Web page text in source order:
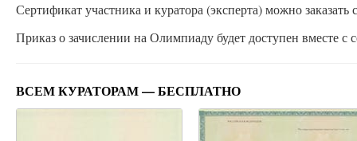
Сертификат участника и куратора (эксперта) можно заказать
Приказ о зачислении на Олимпиаду будет доступен вместе с
ВСЕМ КУРАТОРАМ — БЕСПЛАТНО